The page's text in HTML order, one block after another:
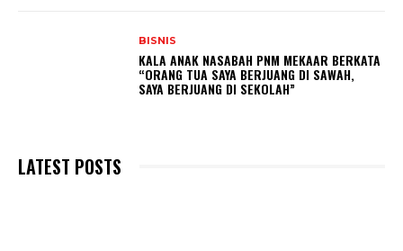
BISNIS
KALA ANAK NASABAH PNM MEKAAR BERKATA
“ORANG TUA SAYA BERJUANG DI SAWAH,
SAYA BERJUANG DI SEKOLAH”
LATEST POSTS